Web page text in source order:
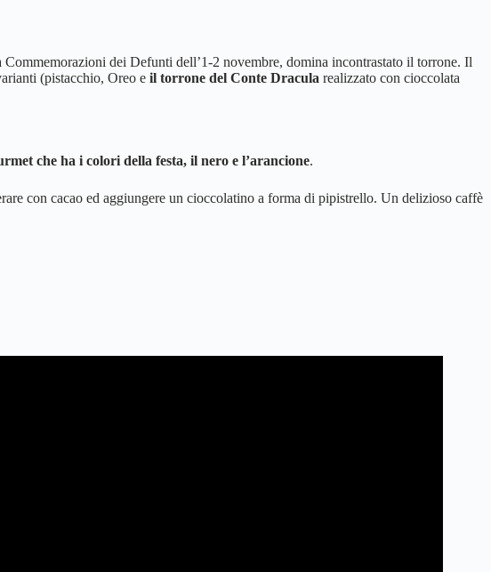
dei Defunti dell’1-2 novembre, domina incontrastato il torrone. Il
(pistacchio, Oreo e il torrone del Conte Dracula realizzato con cioccolata
che ha i colori della festa, il nero e l’arancione.
con cacao ed aggiungere un cioccolatino a forma di pipistrello. Un delizioso caffè